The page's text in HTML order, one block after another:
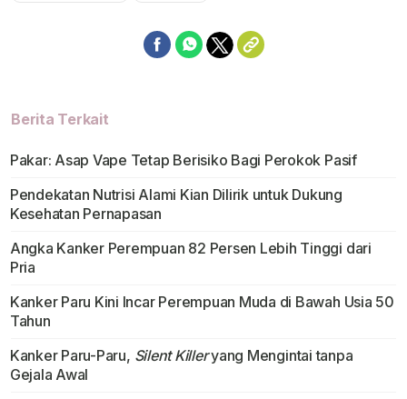
Berita Terkait
Pakar: Asap Vape Tetap Berisiko Bagi Perokok Pasif
Pendekatan Nutrisi Alami Kian Dilirik untuk Dukung
Kesehatan Pernapasan
Angka Kanker Perempuan 82 Persen Lebih Tinggi dari
Pria
Kanker Paru Kini Incar Perempuan Muda di Bawah Usia 50
Tahun
Kanker Paru-Paru, Silent Killeryang Mengintai tanpa
Gejala Awal